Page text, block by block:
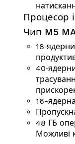
Процесор
Чип M5
16-
48 ГБ
Можливі